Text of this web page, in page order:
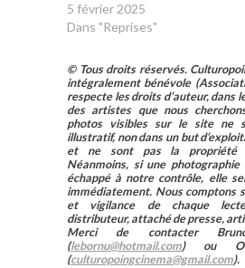
5 février 2025
Dans "Reprises"
© Tous droits réservés.
intégralement bénévole
respecte les droits d’auteur, dans
des artistes que nous
photos visibles sur le site ne
illustratif, non dans un but
et ne sont pas la propriété
Néanmoins, si une
échappé à notre contrôle, elle
immédiatement. Nous comptons
et vigilance de chaque
distributeur, attaché de presse,
Merci de contacter Bruno
(lebornu@hotmail.com) ou
(culturopoingcinema@gmail.com).